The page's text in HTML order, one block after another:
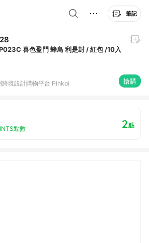
筆記
喜色盈門 蜂鳥 利是封 / 紅包 /10入
跨境設計購物平台 Pinkoi 搶購
點數 2點